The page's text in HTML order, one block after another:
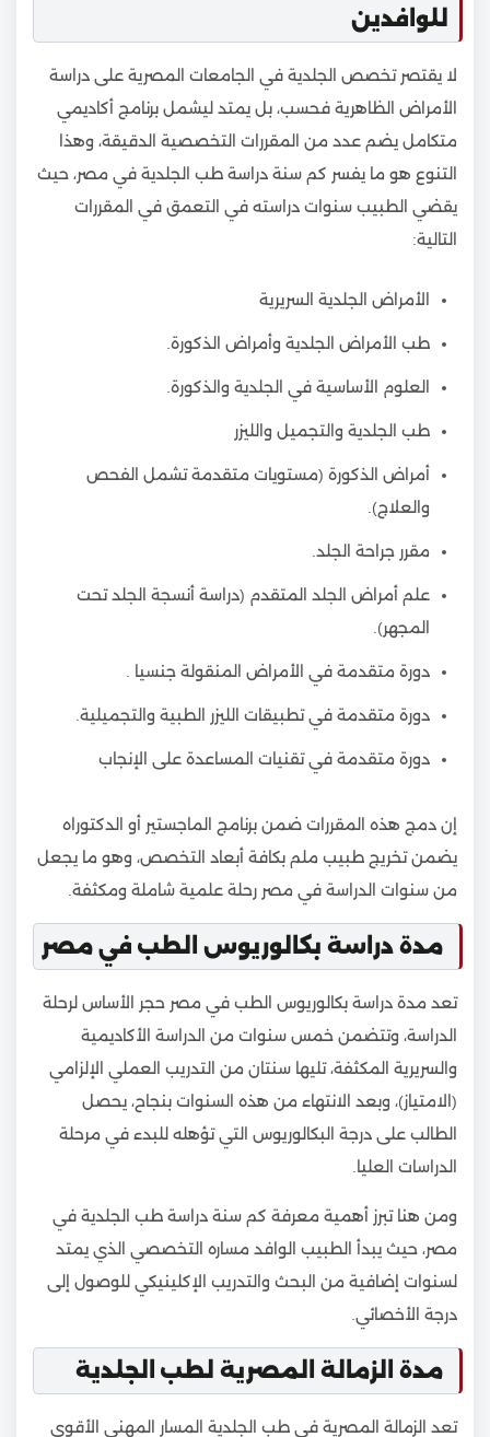
للوافدين
لا يقتصر تخصص الجلدية في الجامعات المصرية على دراسة
الأمراض الظاهرية فحسب، بل يمتد ليشمل برنامج أكاديمي
متكامل يضم عدد من المقررات التخصصية الدقيقة، وهذا
التنوع هو ما يفسر كم سنة دراسة طب الجلدية في مصر، حيث
يقضي الطبيب سنوات دراسته في التعمق في المقررات
التالية:
الأمراض الجلدية السريرية
طب الأمراض الجلدية وأمراض الذكورة.
العلوم الأساسية في الجلدية والذكورة.
طب الجلدية والتجميل والليزر
أمراض الذكورة (مستويات متقدمة تشمل الفحص
والعلاج).
مقرر جراحة الجلد.
علم أمراض الجلد المتقدم (دراسة أنسجة الجلد تحت
المجهر).
دورة متقدمة في الأمراض المنقولة جنسيا .
دورة متقدمة في تطبيقات الليزر الطبية والتجميلية.
دورة متقدمة في تقنيات المساعدة على الإنجاب
إن دمج هذه المقررات ضمن برنامج الماجستير أو الدكتوراه
يضمن تخريج طبيب ملم بكافة أبعاد التخصص، وهو ما يجعل
من سنوات الدراسة في مصر رحلة علمية شاملة ومكثفة.
مدة دراسة بكالوريوس الطب في مصر
تعد مدة دراسة بكالوريوس الطب في مصر حجر الأساس لرحلة
الدراسة، وتتضمن خمس سنوات من الدراسة الأكاديمية
والسريرية المكثفة، تليها سنتان من التدريب العملي الإلزامي
(الامتياز)، وبعد الانتهاء من هذه السنوات بنجاح، يحصل
الطالب على درجة البكالوريوس التي تؤهله للبدء في مرحلة
الدراسات العليا.
ومن هنا تبرز أهمية معرفة كم سنة دراسة طب الجلدية في
مصر، حيث يبدأ الطبيب الوافد مساره التخصصي الذي يمتد
لسنوات إضافية من البحث والتدريب الإكلينيكي للوصول إلى
درجة الأخصائي.
مدة الزمالة المصرية لطب الجلدية
تعد الزمالة المصرية في طب الجلدية المسار المهني الأقوى